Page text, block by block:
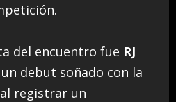
del encuentro fue RJ
debut soñado con la
registrar un